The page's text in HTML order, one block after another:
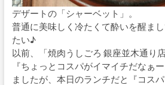
デザートの「シャーベット」。
普通に美味しく冷たくて酔いを醒ま
たい♪
以前、「焼肉うしごろ 銀座並木通り
『ちょっとコスパがイマイチだなぁ
ましたが、本日のランチだと『コス